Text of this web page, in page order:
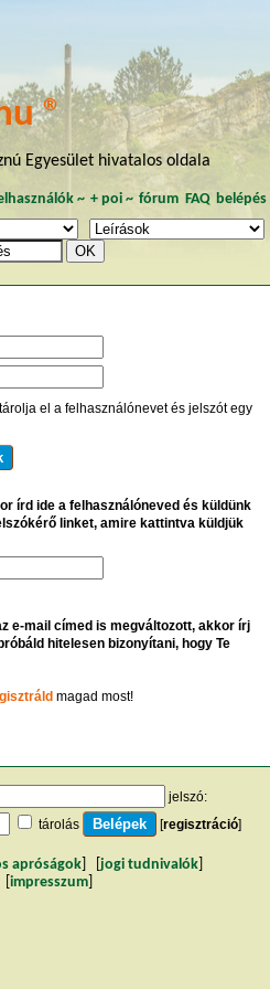
®
Egyesület hivatalos oldala
~ + poi~ fórum FAQ belépés
el a felhasználónevet és jelszót egy
írd ide a felhasználóneved és küldünk
linket, amire kattintva küldjük
e-mail címed is megváltozott, akkor írj
hitelesen bizonyítani, hogy Te
magad most!
jelszó:
tárolás
[regisztráció]
apróságok jogi tudnivalók
impresszum]